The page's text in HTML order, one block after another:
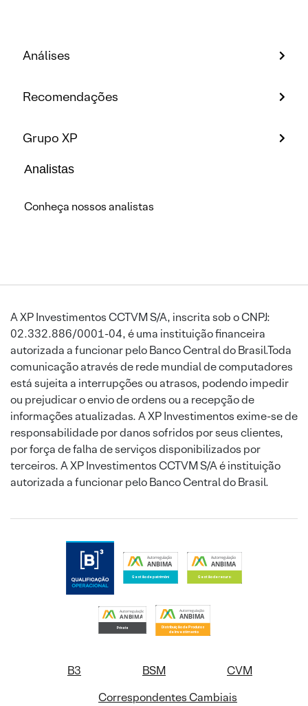
Análises
Recomendações
Grupo XP
Analistas
Conheça nossos analistas
A XP Investimentos CCTVM S/A, inscrita sob o CNPJ:
02.332.886/0001-04, é uma instituição financeira
autorizada a funcionar pelo Banco Central do Brasil.Toda
comunicação através de rede mundial de computadores
está sujeita a interrupções ou atrasos, podendo impedir
ou prejudicar o envio de ordens ou a recepção de
informações atualizadas. A XP Investimentos exime-se de
responsabilidade por danos sofridos por seus clientes,
por força de falha de serviços disponibilizados por
terceiros. A XP Investimentos CCTVM S/A é instituição
autorizada a funcionar pelo Banco Central do Brasil.
B3 BSM
CVM
Correspondentes Cambiais